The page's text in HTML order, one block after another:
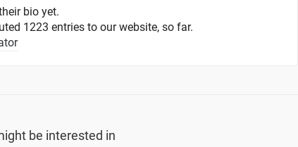
bio yet.
1223 entries to our website, so far.
be interested in